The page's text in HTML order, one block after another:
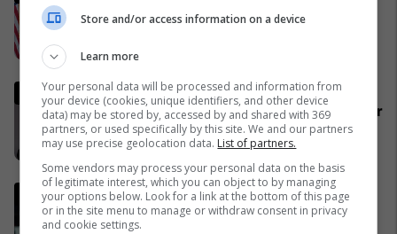
NATO dhe do ta mbështet
Ia djegin veturat në Zvicër,
reagon Mozzik: Janë shkaktuar
dëme të mëdha, është një
bandë nga Franca
11/04/2026
Tronditet Barcelona, ylli
spanjoll kërkon largimin
Store and/or access information on a device
Learn more
Your personal data will be processed and information from
your device (cookies, unique identifiers, and other device
data) may be stored by, accessed by and shared with 369
partners, or used specifically by this site. We and our partners
may use precise geolocation data. List of partners.
Some vendors may process your personal data on the basis
of legitimate interest, which you can object to by managing
your options below. Look for a link at the bottom of this page
or in the site menu to manage or withdraw consent in privacy
and cookie settings.